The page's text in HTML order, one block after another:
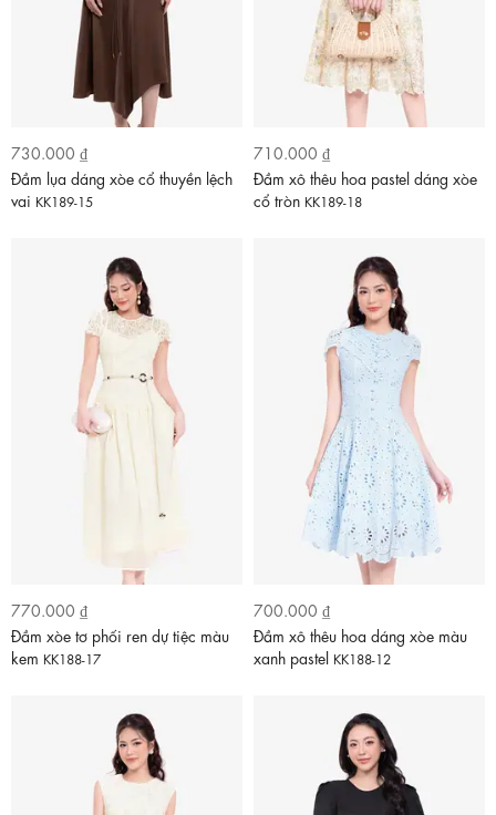
730.000 ₫
Đầm lụa dáng xòe cổ thuyền lệch
vai KK189-15
710.000 ₫
Đầm xô thêu hoa pastel dáng xòe
cổ tròn KK189-18
770.000 ₫
Đầm xòe tơ phối ren dự tiệc màu
kem KK188-17
700.000 ₫
Đầm xô thêu hoa dáng xòe màu
xanh pastel KK188-12